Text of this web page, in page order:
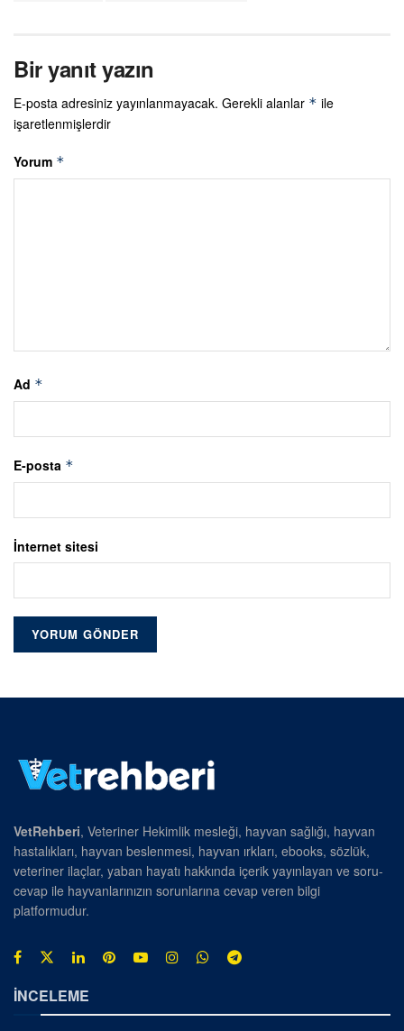
Bir yanıt yazın
E-posta adresiniz yayınlanmayacak. Gerekli alanlar * ile
işaretlenmişlerdir
Yorum *
Ad *
E-posta *
İnternet sitesi
VetRehberi, Veteriner Hekimlik mesleği, hayvan sağlığı, hayvan
hastalıkları, hayvan beslenmesi, hayvan ırkları, ebooks, sözlük,
veteriner ilaçlar, yaban hayatı hakkında içerik yayınlayan ve soru-
cevap ile hayvanlarınızın sorunlarına cevap veren bilgi
platformudur.
İNCELEME